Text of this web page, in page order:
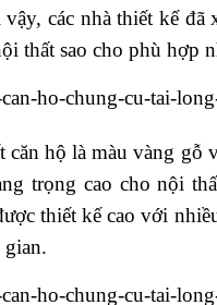
các nhà thiết kế
thất sao cho phù hợp
căn hộ là màu vàng gỗ
trọng cao cho nội
thiết kế cao với